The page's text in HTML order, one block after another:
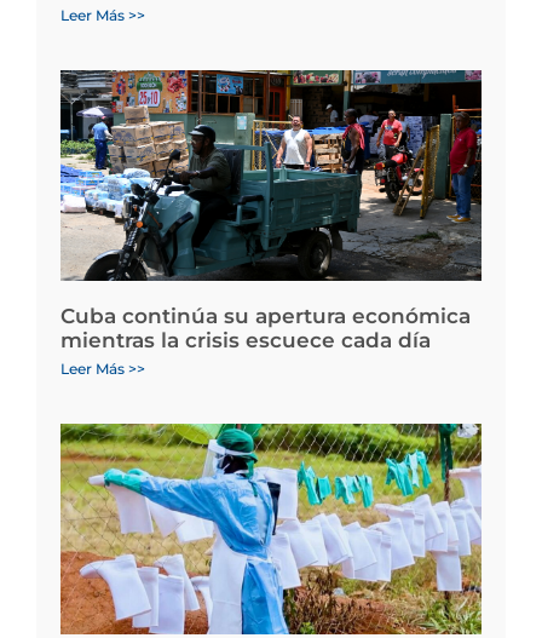
Leer Más >>
Cuba continúa su apertura económica
mientras la crisis escuece cada día
Leer Más >>